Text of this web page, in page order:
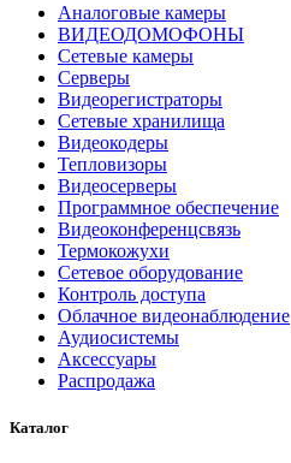
Аналоговые камеры
ВИДЕОДОМОФОНЫ
Сетевые камеры
Серверы
Видеорегистраторы
Сетевые хранилища
Видеокодеры
Тепловизоры
Видеосерверы
Программное обеспечение
Видеоконференцсвязь
Термокожухи
Сетевое оборудование
Контроль доступа
Облачное видеонаблюдение
Аудиосистемы
Аксессуары
Распродажа
Каталог